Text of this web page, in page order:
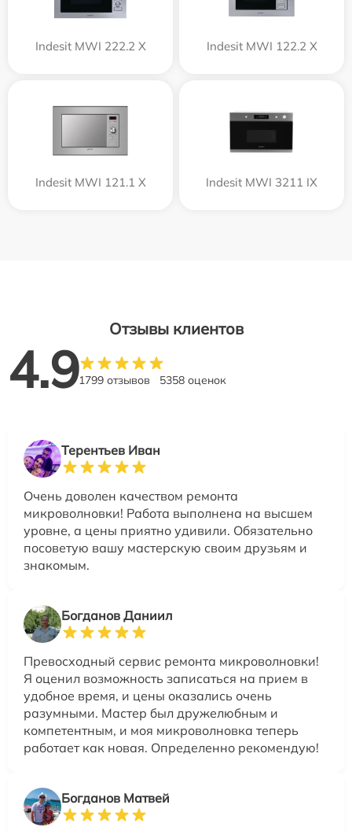
Indesit MWI 222.2 X Indesit MWI 122.2 X
Indesit MWI 121.1 X Indesit MWI 3211 IX
Отзывы клиентов
4.91799 отзывов 5358 оценок
Терентьев Иван
Очень доволен качеством ремонта
микроволновки! Работа выполнена на высшем
уровне, а цены приятно удивили. Обязательно
посоветую вашу мастерскую своим друзьям и
знакомым.
Богданов Даниил
Превосходный сервис ремонта микроволновки!
Я оценил возможность записаться на прием в
удобное время, и цены оказались очень
разумными. Мастер был дружелюбным и
компетентным, и моя микроволновка теперь
работает как новая. Определенно рекомендую!
Богданов Матвей